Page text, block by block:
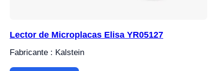
Lector de Microplacas Elisa YR05127
Fabricante : Kalstein